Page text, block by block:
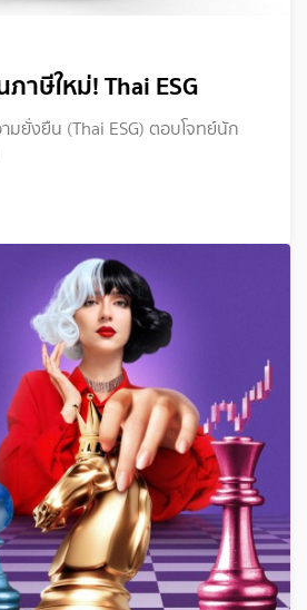
าษีใหม่! Thai ESG
มยั่งยืน (Thai ESG) ตอบโจทย์นัก